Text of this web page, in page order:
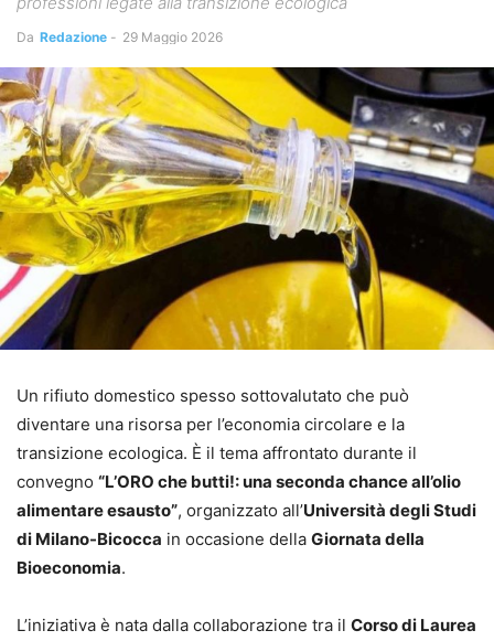
Da Redazione - 29 Maggio 2026
Un rifiuto domestico spesso sottovalutato che può
diventare una risorsa per l’economia circolare e la
transizione ecologica. È il tema affrontato durante il
convegno “L’ORO che butti!: una seconda chance all’olio
alimentare esausto”, organizzato all’Università degli Studi
di Milano-Bicocca in occasione della Giornata della
Bioeconomia.
L’iniziativa è nata dalla collaborazione tra il Corso di Laurea